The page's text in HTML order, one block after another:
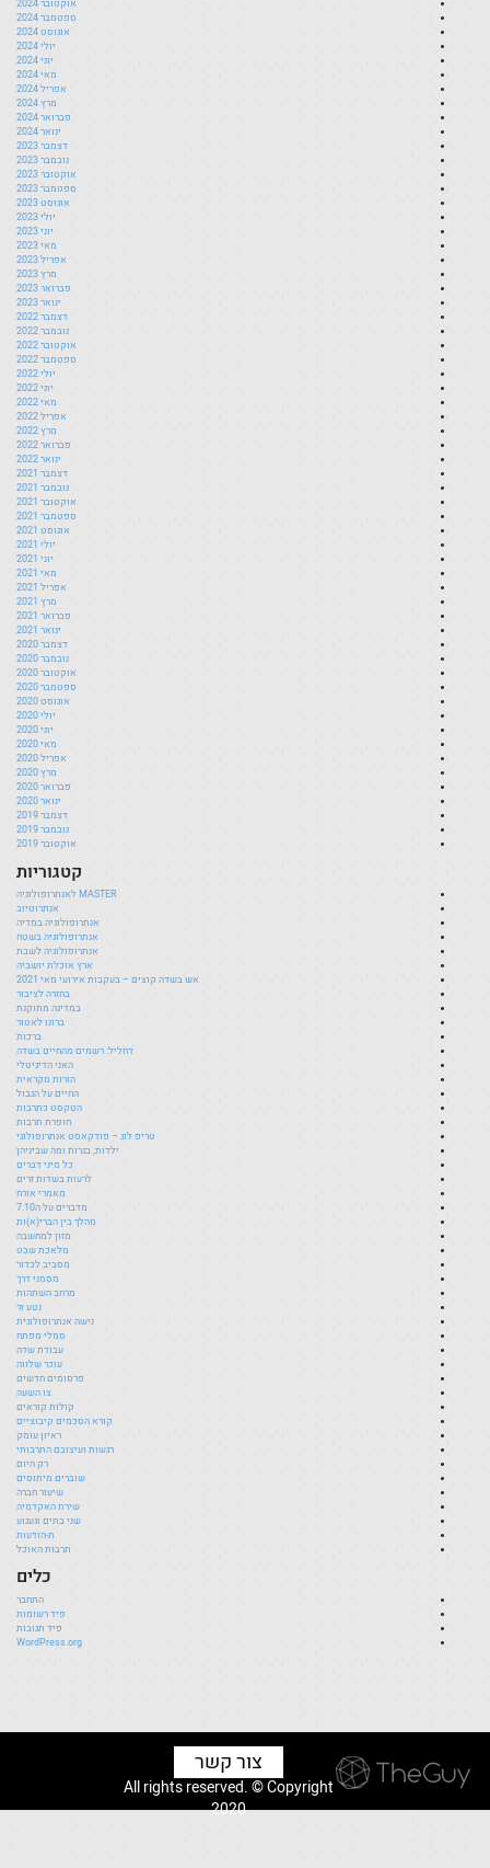
אוקטובר 2024
ספטמבר 2024
אוגוסט 2024
יולי 2024
יוני 2024
מאי 2024
אפריל 2024
מרץ 2024
פברואר 2024
ינואר 2024
דצמבר 2023
נובמבר 2023
אוקטובר 2023
ספטמבר 2023
אוגוסט 2023
יולי 2023
יוני 2023
מאי 2023
אפריל 2023
מרץ 2023
פברואר 2023
ינואר 2023
דצמבר 2022
נובמבר 2022
אוקטובר 2022
ספטמבר 2022
יולי 2022
יוני 2022
מאי 2022
אפריל 2022
מרץ 2022
פברואר 2022
ינואר 2022
דצמבר 2021
נובמבר 2021
אוקטובר 2021
ספטמבר 2021
אוגוסט 2021
יולי 2021
יוני 2021
מאי 2021
אפריל 2021
מרץ 2021
פברואר 2021
ינואר 2021
דצמבר 2020
נובמבר 2020
אוקטובר 2020
ספטמבר 2020
אוגוסט 2020
יולי 2020
יוני 2020
מאי 2020
אפריל 2020
מרץ 2020
פברואר 2020
ינואר 2020
דצמבר 2019
נובמבר 2019
אוקטובר 2019
קטגוריות
MASTER לאנתרופולוגיה
אנתרוטיוב
אנתרופולוגיה במדיה
אנתרופולוגיה בשטח
אנתרופולוגיה לשבת
ארץ אוכלת יושביה
אש בשדה קוצים – בעקבות אירועי מאי 2021
בחזרה לציבור
במדינה מתוקנת
ברונו לאטור
ברכות
דחליל: רשמים מהחיים בשדה
האני הדיגיטלי
הורות מקראית
החיים על הגבול
הטקסט כתרבות
חופרת תרבות
טריפ לוג – פודקאסט אנתרופולוגי
ילדות, בגרות ומה שביניהן
כל מיני דברים
לרעות בשדות זרים
מאמרי אורח
מדברים על ה7.10
מהלך בין הברי(א)ות
מזון למחשבה
מלאכת שבט
מסביב לכדור
מסמני דרך
מרחב השתהות
נטע זר
נישה אנתרופולוגית
סמלי מפתח
עבודת שדה
עוכר שלווה
פרסומים חדשים
צו השעה
קולות קוראים
קורא הסכמים קיבוציים
ראיון עומק
רגשות ועיצובם התרבותי
רק היום
שוברים מיתוסים
שיעור חברה
שירת האקדמיה
שני בתים וגעגוע
ת-הודעות
תרבות האוכל
כלים
התחבר
פיד רשומות
פיד תגובות
WordPress.org
All rights reserved. © Copyright
2020
צור קשר